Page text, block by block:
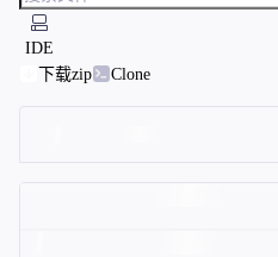
IDE
下载zip
Clone